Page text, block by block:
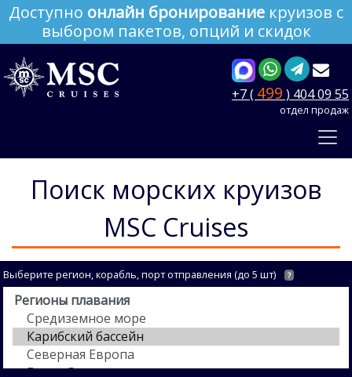
Доступно онлайн бронирование круизов с
выбором пакетов, опций и скидок
+7 ( 499 ) 404 09 55
отдел продаж
Поиск морских круизов
MSC Cruises
Выберите регион, корабль, порт отправления (до 5 шт) ?